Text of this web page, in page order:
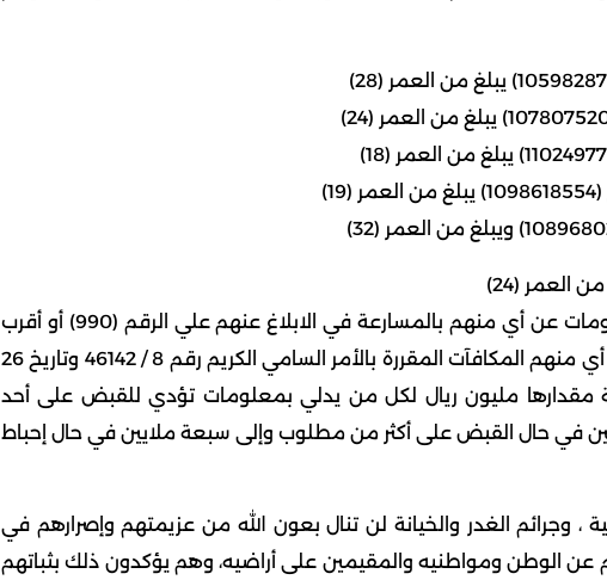
وأهاب المتحدث الأمني بكل من تتوفر لديه معلومات عن أي منهم بالمسارعة في الابلاغ عنهم علي الرقم (990) أو أقرب
جهة أمنية ، علماً بأنه تسري في حق من يبلغ عن أي منهم المكافآت المقررة بالأمر السامي الكريم رقم 8 / 46142 وتاريخ 26
مالية مقدارها مليون ريال لكل من يدلي بمعلومات تؤدي للقبض على أحد
في حال القبض على أكثر من مطلوب وإلى سبعة ملايين في حال إحباط
، وجرائم الغدر والخيانة لن تنال بعون الله من عزيمتهم وإصرارهم في
عن الوطن ومواطنيه والمقيمين على أراضيه، وهم يؤكدون ذلك بثباتهم